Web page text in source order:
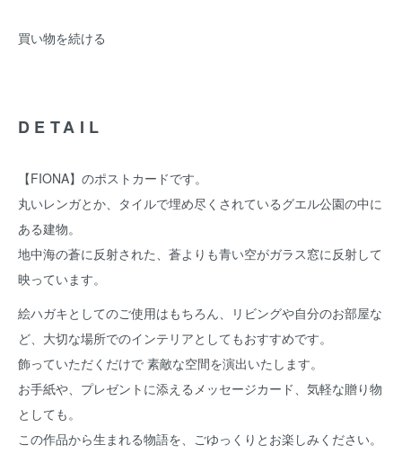
買い物を続ける
DETAIL
【FIONA】のポストカードです。
丸いレンガとか、タイルで埋め尽くされているグエル公園の中に
ある建物。
地中海の蒼に反射された、蒼よりも青い空がガラス窓に反射して
映っています。
絵ハガキとしてのご使用はもちろん、リビングや自分のお部屋な
ど、大切な場所でのインテリアとしてもおすすめです。
飾っていただくだけで 素敵な空間を演出いたします。
お手紙や、プレゼントに添えるメッセージカード、気軽な贈り物
としても。
この作品から生まれる物語を、ごゆっくりとお楽しみください。